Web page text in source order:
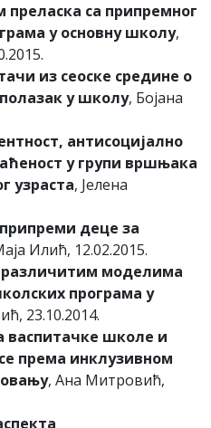
преласка са припремног
у основну школу,
из сеоске средине о
у школу, Бојана
антисоцијално
у групи вршњака
узраста, Јелена
деце за
Илић, 12.02.2015.
различитим моделима
програма у
23.10.2014.
васпитачке школе и
према инклузивном
, Ана Митровић,